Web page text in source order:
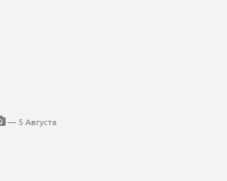
— 5 Августа